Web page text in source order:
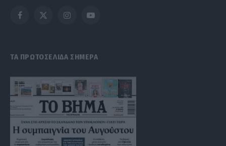
Facebook
X
InstagramYouTube
ΤΑ ΠΡΩΤΟΣΕΛΙΔΑ ΣΗΜΕΡΑ